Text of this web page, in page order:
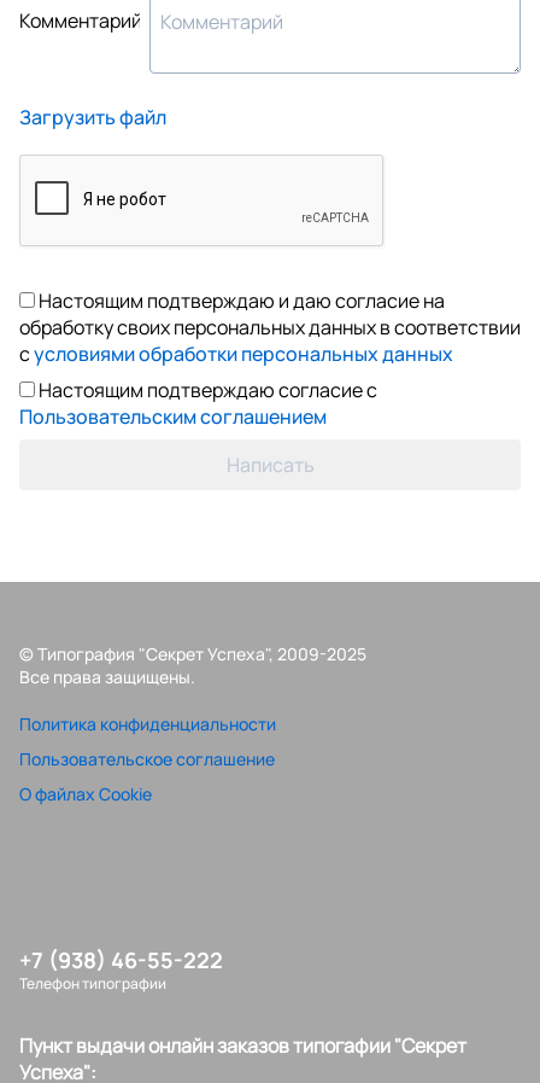
Комментарий
Загрузить файл
Настоящим подтверждаю и даю согласие на
обработку своих персональных данных в соответствии
сусловиями обработки персональных данных
Настоящим подтверждаю согласие с
Пользовательским соглашением
Написать
© Типография "Секрет Успеха", 2009-2025
Все права защищены.
Политика конфиденциальности
Пользовательское соглашение
О файлах Cookie
+7 (938) 46-55-222
Телефон типографии
Пункт выдачи онлайн заказов типогафии "Секрет
Успеха":